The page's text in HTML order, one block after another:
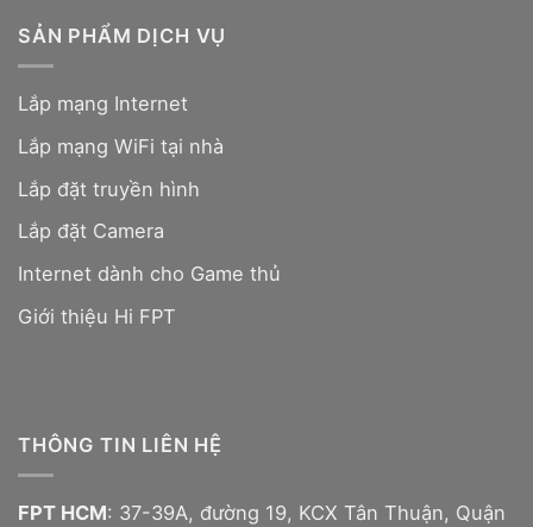
SẢN PHẨM DỊCH VỤ
Lắp mạng Internet
Lắp mạng WiFi tại nhà
Lắp đặt truyền hình
Lắp đặt Camera
Internet dành cho Game thủ
Giới thiệu Hi FPT
THÔNG TIN LIÊN HỆ
FPT HCM: 37-39A, đường 19, KCX Tân Thuận, Quận